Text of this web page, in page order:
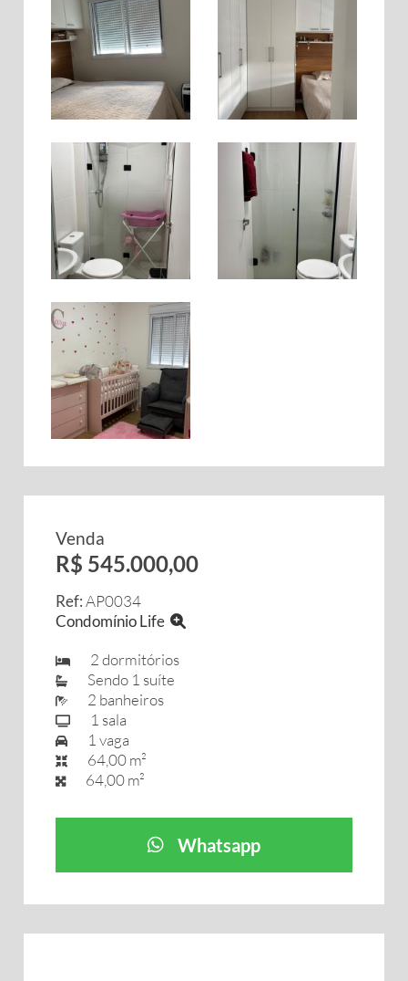
Venda
R$ 545.000,00
Ref:AP0034
Condomínio Life
2 dormitórios
Sendo 1 suíte
2 banheiros
1 sala
1 vaga
64,00 m²
64,00 m²
Whatsapp